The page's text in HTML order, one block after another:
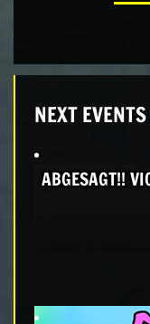
NEXT EVENTS
ABGESAGT!!